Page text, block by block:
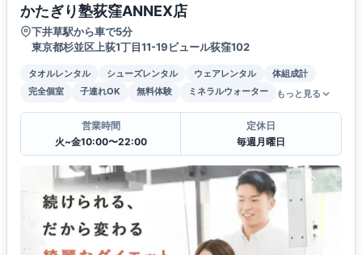
かたぎり塾荻窪ANNEX店
下井草駅から車で5分
東京都杉並区上荻1丁目11-19ビュール荻窪102
タオルレンタル シューズレンタル ウェアレンタル
体組成計
完全個室
子連れOK 無料体験 ミネラルウォーター もっと見る
営業時間
火~金10:00〜22:00
定休日
毎週月曜日